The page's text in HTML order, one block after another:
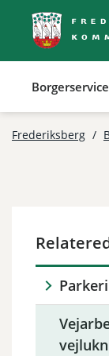
Borgerservice
Frederiksberg /